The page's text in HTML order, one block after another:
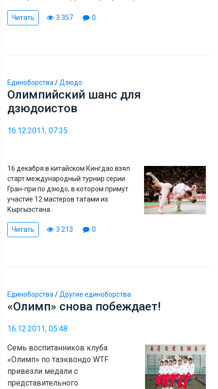
Читать 3 357 0
Единоборства / Дзюдо
Олимпийский шанс для
дзюдоистов
16.12.2011, 07:35
16 декабря в китайском Кингдао взял
старт международный турнир серии
Гран-при по дзюдо, в котором примут
участие 12 мастеров татами из
Кыргызстана.
Читать 3 213 0
Единоборства / Другие единоборства
«Олимп» снова побеждает!
16.12.2011, 05:48
Семь воспитанников клуба
«Олимп» по таэквондо WTF
привезли медали с
представительного